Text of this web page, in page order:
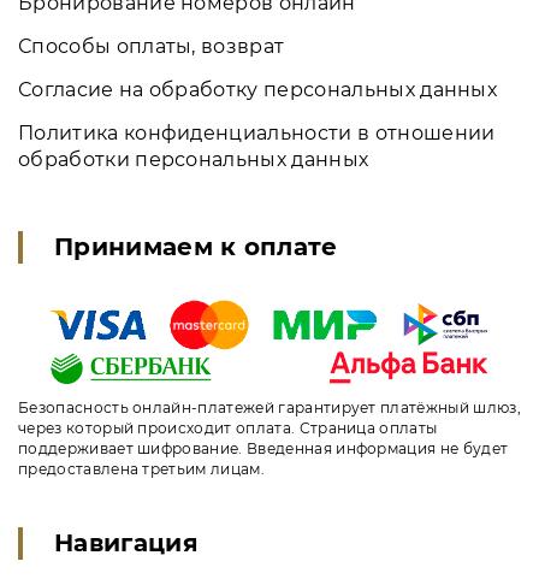
Способы оплаты, возврат
Согласие на обработку персональных данных
Политика конфиденциальности в отношении
обработки персональных данных
Принимаем к оплате
Безопасность онлайн-платежей гарантирует платёжный шлюз,
через который происходит оплата. Страница оплаты
поддерживает шифрование. Введенная информация не будет
предоставлена третьим лицам.
Навигация